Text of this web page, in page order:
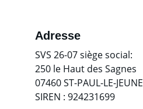
Adresse
SVS 26-07 siège social:
250 le Haut des Sagnes
07460 ST-PAUL-LE-JEUNE
SIREN : 924231699